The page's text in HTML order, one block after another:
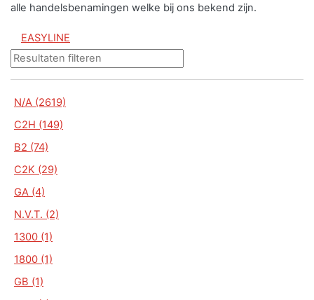
alle handelsbenamingen welke bij ons bekend zijn.
EASYLINE
N/A (2619)
C2H (149)
B2 (74)
C2K (29)
GA (4)
N.V.T. (2)
1300 (1)
1800 (1)
GB (1)